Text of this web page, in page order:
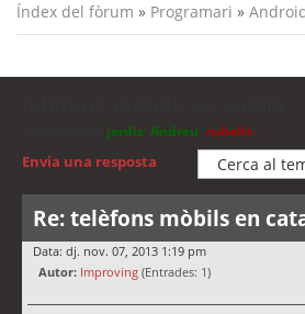
Índex del fòrum » Programari »
jordis Andreu cubells
Envia una resposta
Re: telèfons mòbils en
Data: dj. nov. 07, 2013 1:19 pm
Autor: Improving (Entrades: 1)